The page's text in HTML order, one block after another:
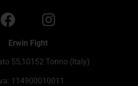
Erwin Fight
55,10152 Torino (Italy)
114900010011